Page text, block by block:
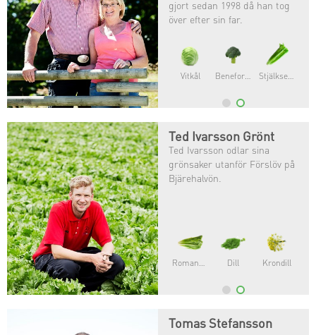
gjort sedan 1998 då han tog
över efter sin far.
Vitkål Beneforte® Stjälkselleri
Ted Ivarsson Grönt
Ted Ivarsson odlar sina
grönsaker utanför Förslöv på
Bjärehalvön.
Romansallat Dill Krondill
Tomas Stefansson